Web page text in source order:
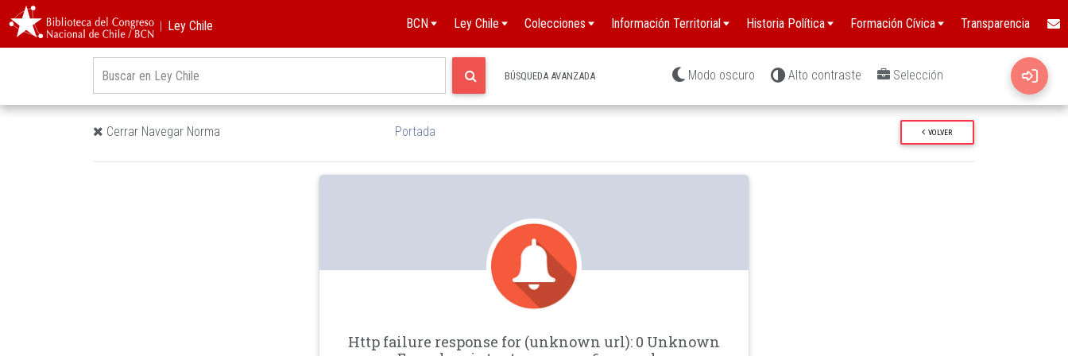
︱Ley Chile BCN Ley Chile Colecciones Información Territorial Historia Política Formación Cívica Transparencia
BÚSQUEDA AVANZADA Modo oscuro Alto contraste Selección
Cerrar Navegar Norma Portada VOLVER
Http failure response for (unknown url): 0 Unknown